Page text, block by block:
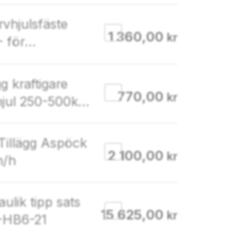
för
1 360,00 kr
kraftigare
250-500kg
770,00 kr
Aspöck
h
2 100,00 kr
tipp sats
21
15 625,00 kr